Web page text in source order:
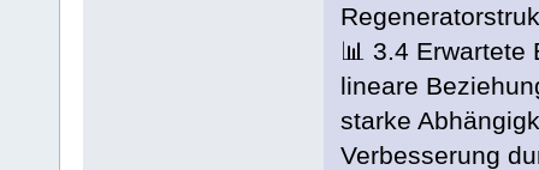
📊 3.4 Erwartete
lineare
starke
Verbesserung